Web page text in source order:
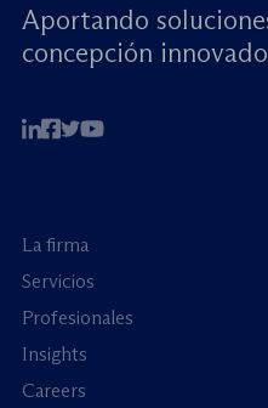
Aportando
concepción
La firma
Servicios
Profesionales
Insights
Careers